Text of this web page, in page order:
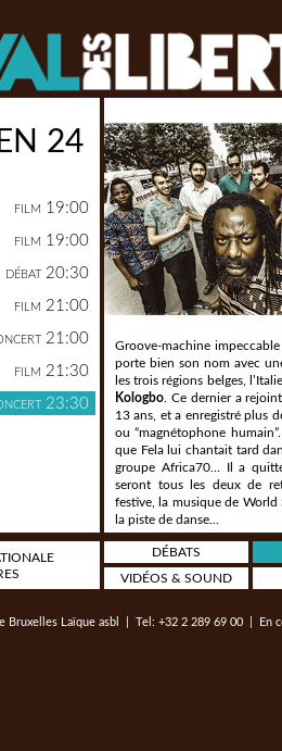
24
FILM 19:00
FILM 19:00
DÉBAT 20:30
FILM 21:00
21:00
FILM 21:30
23:30
Groove-machine
porte bien son nom avec
les trois régions belges,
Kologbo. Ce dernier a
13 ans, et a enregistré plus
ou “magnétophone
que Fela lui chantait tard
groupe Africa70… Il a
seront tous les deux de
festive, la musique de World
la piste de danse...
Felabration Brussels 2014
Groovalicious @Tentation
ACT 3
After-party
DÉBATS
VIDÉOS & SOUND
Bruxelles Laïque asbl | Tel: +32 2 289 69 00 | En